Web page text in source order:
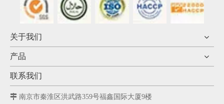
关于我们
产品
联系我们
 南京市秦淮区洪武路359号福鑫国际大厦9楼